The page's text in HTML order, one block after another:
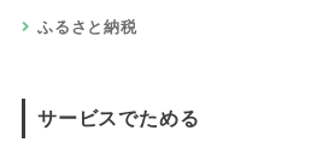
ふるさと納税
サービスでためる